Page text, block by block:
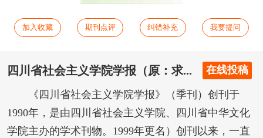
加入收藏 期刊点评 纠错补充 我要提问
四川省社会主义学院学报（原：求... 在线投稿
《四川省社会主义学院学报》（季刊）创刊于
1990年，是由四川省社会主义学院、四川省中华文化
学院主办的学术刊物。1999年更名）创刊以来，一直